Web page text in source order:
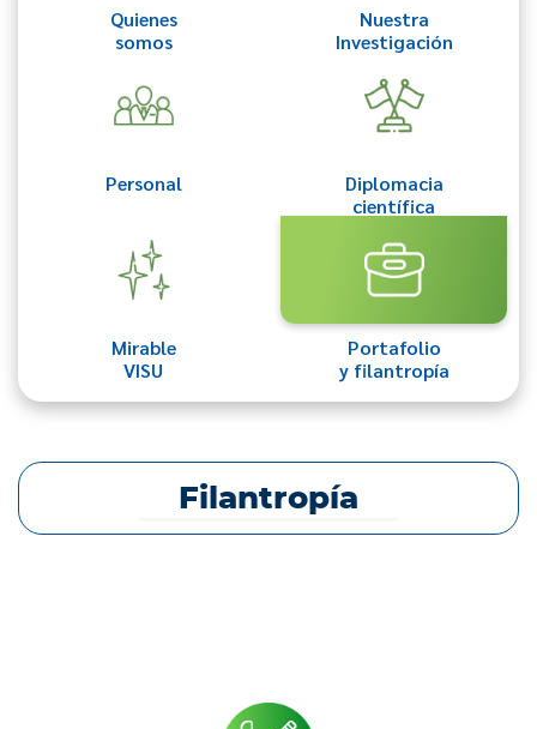
Quienes
somos
Nuestra
Investigación
Personal
Diplomacia
científica
Mirable
VISU
Portafolio
y filantropía
Filantropía